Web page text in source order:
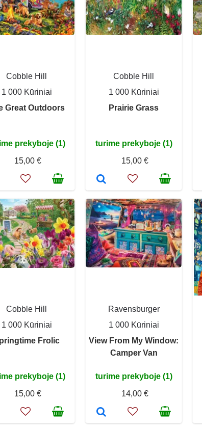
Cobble Hill
1 000 Kūriniai
Great Outdoors
prekyboje (1)
15,00 €
Cobble Hill
1 000 Kūriniai
Prairie Grass
turime prekyboje (1)
15,00 €
Cobble Hill
1 000 Kūriniai
Frolic
prekyboje (1)
15,00 €
Ravensburger
1 000 Kūriniai
View From My Window:
Camper Van
turime prekyboje (1)
14,00 €